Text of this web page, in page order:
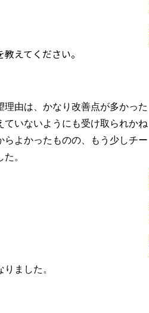
えてください。
由は、かなり改善点が多かった
いないようにも受け取られかね
よかったものの、もう少しチー
。
ました。